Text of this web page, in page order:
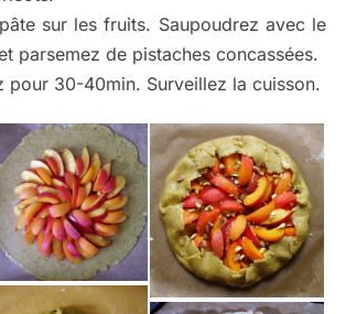
sur les fruits. Saupoudrez avec le
parsemez de pistaches concassées.
pour 30-40min. Surveillez la cuisson.